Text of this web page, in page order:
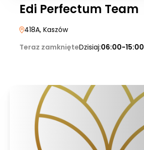
Edi Perfectum Team
418A, Kaszów
Teraz zamknięteDzisiaj:06:00-15:00